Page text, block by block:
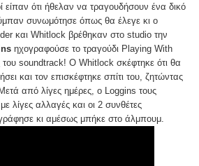
είπαν ότι ήθελαν να τραγουδήσουν ένα δικό
συνωμότησε όπως θα έλεγε κι ο
και Whitlock βρέθηκαν στο studio την
ηχογραφούσε το τραγούδι Playing With
του soundtrack! O Whitlock σκέφτηκε ότι θα
και τον επισκέφτηκε σπίτι του, ζητώντας
από λίγες ημέρες, ο Loggins τους
λίγες αλλαγές και οι 2 συνθέτες
κι αμέσως μπήκε στο άλμπουμ.